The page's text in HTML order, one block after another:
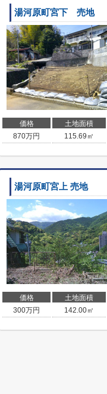
湯河原町宮下 売地
価格
土地面積
870万円 115.69㎡
湯河原町宮上 売地
価格
土地面積
300万円 142.00㎡